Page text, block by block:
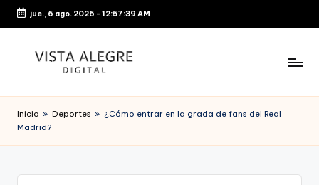
Saltar
contenido
jue., 6 ago. 2026 - 12:57:40 AM
Inicio » Deportes » ¿Cómo entrar en la grada de fans del Real
Madrid?